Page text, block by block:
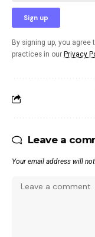
By signing up, you agree
practices in our Privacy
Leave a
Your email address will